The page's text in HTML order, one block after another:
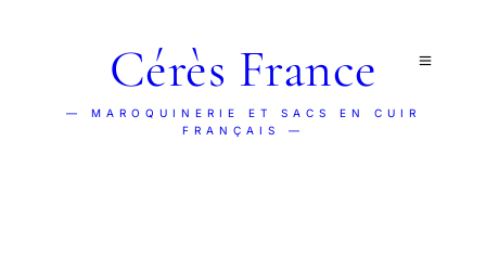
Cérès France
— MAROQUINERIE ET SACS EN CUIR
FRANÇAIS —